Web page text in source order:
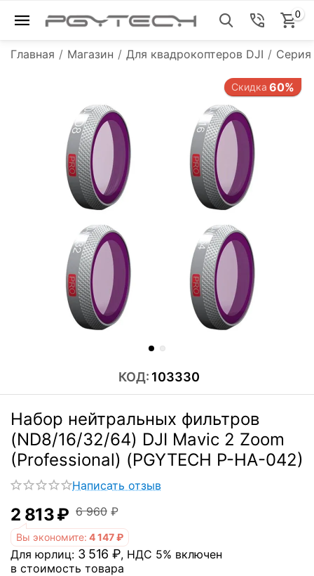
0
Главная / Магазин / Для квадрокоптеров DJI / Серия
Скидка 60%
КОД: 103330
Набор нейтральных фильтров
(ND8/16/32/64) DJI Mavic 2 Zoom
(Professional) (PGYTECH P-HA-042)
Написать отзыв
2 813₽ 6 960 ₽
Вы экономите: 4 147₽
Для юрлиц: 3 516 ₽, НДС 5% включен
в стоимость товара